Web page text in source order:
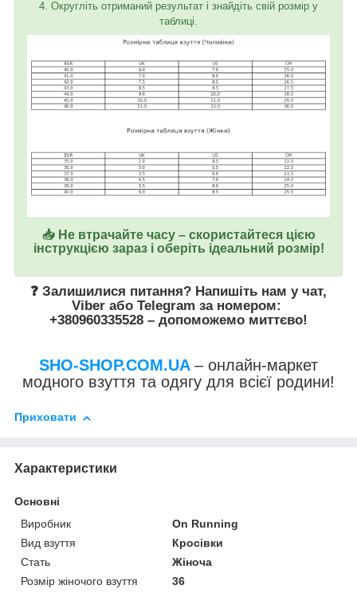
4. Округліть отриманий результат і знайдіть свій розмір у
таблиці.
📥 Не втрачайте часу – скористайтеся цією
інструкцією зараз і оберіть ідеальний розмір!
❓ Залишилися питання? Напишіть нам у чат,
Viber або Telegram за номером:
+380960335528 – допоможемо миттєво!
SHO-SHOP.COM.UA – онлайн-маркет
модного взуття та одягу для всієї родини!
Приховати
Характеристики
Основні
Виробник
On Running
Вид взуття
Кросівки
Стать
Жіноча
Розмір жіночого взуття
36